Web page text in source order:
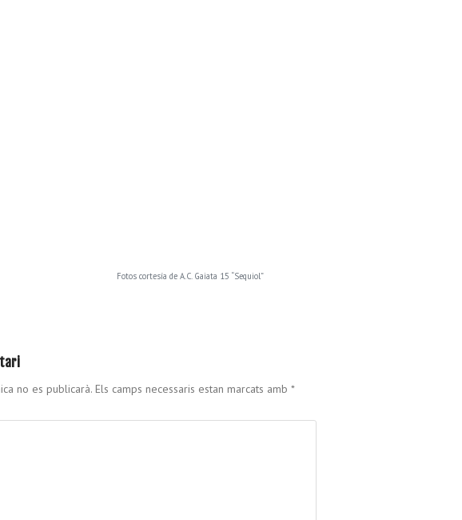
Fotos cortesía de A.C. Gaiata 15 “Sequiol”
no es publicarà. Els camps necessaris estan marcats amb *